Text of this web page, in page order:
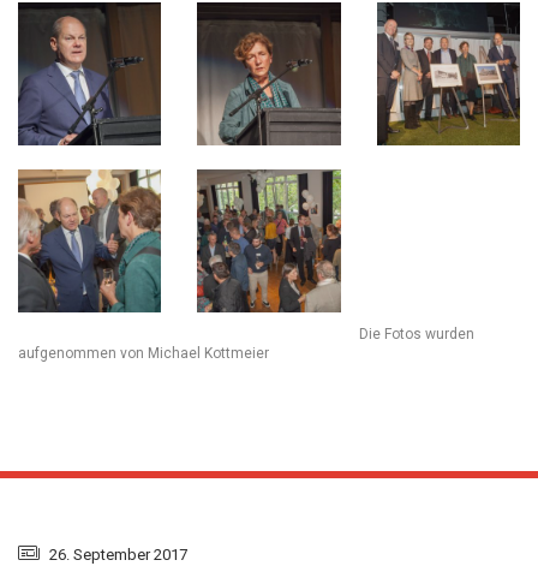
Die Fotos wurden
aufgenommen von Michael Kottmeier
26. September 2017